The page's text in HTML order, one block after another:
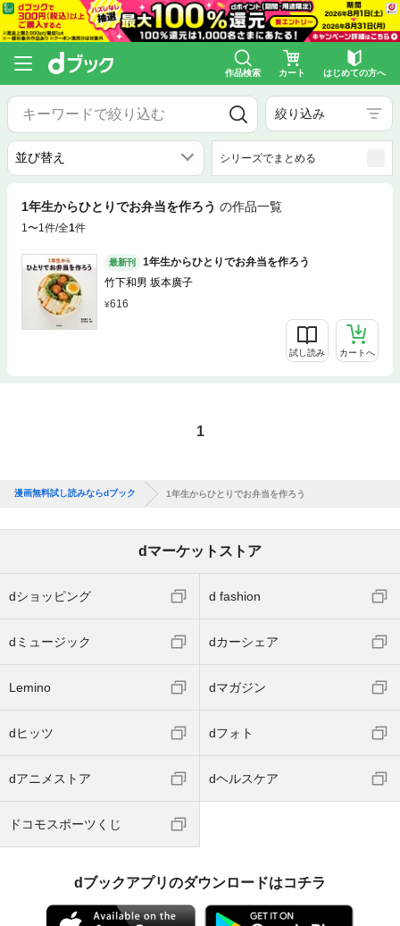
作品検索 カート はじめての方へ
絞り込み
シリーズでまとめる
1年生からひとりでお弁当を作ろう の作品一覧
1〜1件/全1件
最新刊
1年生からひとりでお弁当を作ろう
竹下和男 坂本廣子
616
試し読み カートへ
1
漫画無料試し読みならdブック 1年生からひとりでお弁当を作ろう
dマーケットストア
dショッピング d fashion
dミュージック dカーシェア
Lemino dマガジン
dヒッツ dフォト
dアニメストア dヘルスケア
ドコモスポーツくじ
dブックアプリのダウンロードはコチラ